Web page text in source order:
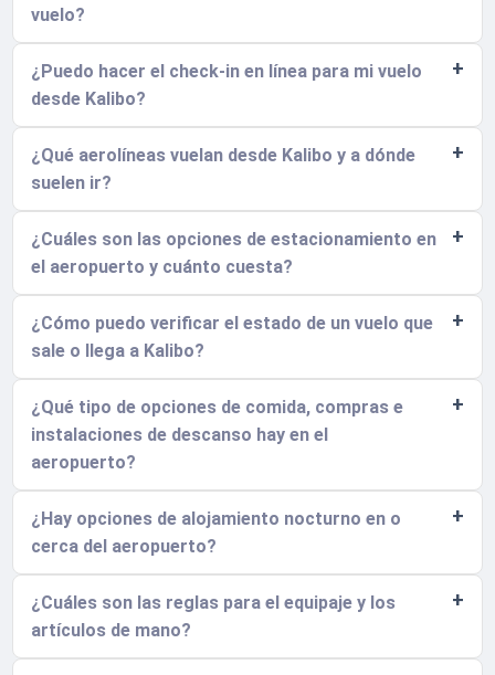
vuelo?
¿Puedo hacer el check-in en línea para mi vuelo
desde Kalibo?
¿Qué aerolíneas vuelan desde Kalibo y a dónde
suelen ir?
¿Cuáles son las opciones de estacionamiento en
el aeropuerto y cuánto cuesta?
¿Cómo puedo verificar el estado de un vuelo que
sale o llega a Kalibo?
¿Qué tipo de opciones de comida, compras e
instalaciones de descanso hay en el
aeropuerto?
¿Hay opciones de alojamiento nocturno en o
cerca del aeropuerto?
¿Cuáles son las reglas para el equipaje y los
artículos de mano?